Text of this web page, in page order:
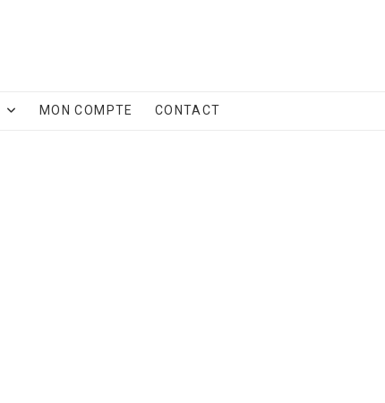
MON COMPTE CONTACT